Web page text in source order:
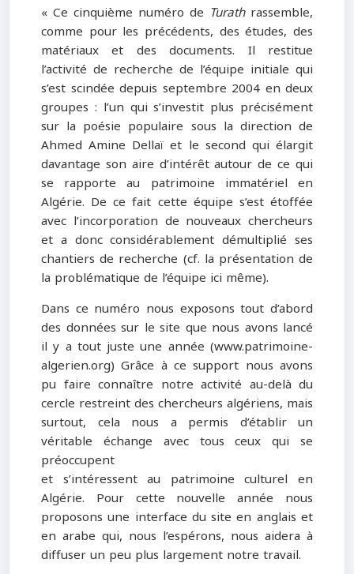
« Ce cinquième numéro de Turathrassemble,
comme pour les précédents, des études, des
matériaux et des documents. Il restitue
l’activité de recherche de l’équipe initiale qui
s’est scindée depuis septembre 2004 en deux
groupes : l’un qui s’investit plus précisément
sur la poésie populaire sous la direction de
Ahmed Amine Dellaï et le second qui élargit
davantage son aire d’intérêt autour de ce qui
se rapporte au patrimoine immatériel en
Algérie. De ce fait cette équipe s’est étoffée
avec l’incorporation de nouveaux chercheurs
et a donc considérablement démultiplié ses
chantiers de recherche (cf. la présentation de
la problématique de l’équipe ici même).
Dans ce numéro nous exposons tout d’abord
des données sur le site que nous avons lancé
il y a tout juste une année (www.patrimoine-
algerien.org) Grâce à ce support nous avons
pu faire connaître notre activité au-delà du
cercle restreint des chercheurs algériens, mais
surtout, cela nous a permis d’établir un
véritable échange avec tous ceux qui se
préoccupent
et s’intéressent au patrimoine culturel en
Algérie. Pour cette nouvelle année nous
proposons une interface du site en anglais et
en arabe qui, nous l’espérons, nous aidera à
diffuser un peu plus largement notre travail.